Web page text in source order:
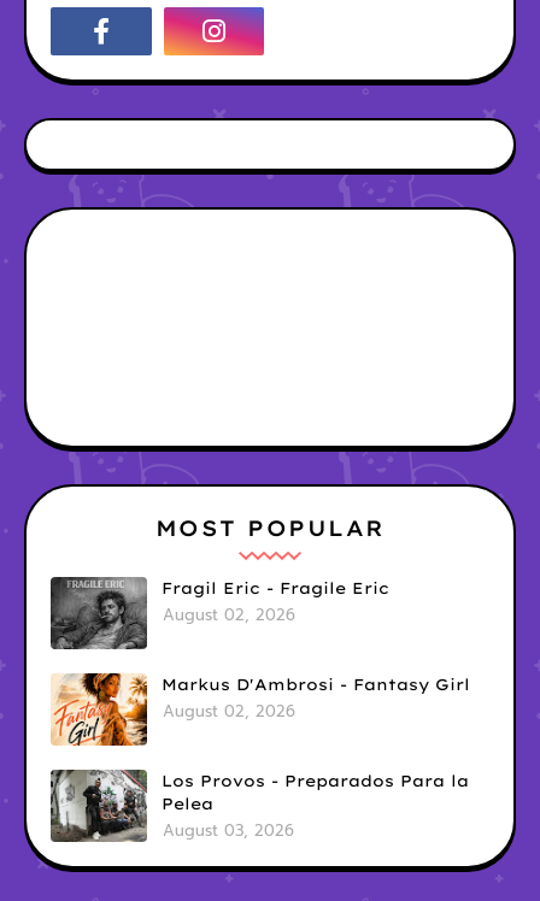
MOST POPULAR
Fragil Eric - Fragile Eric
August 02, 2026
Markus D'Ambrosi - Fantasy Girl
August 02, 2026
Los Provos - Preparados Para la
Pelea
August 03, 2026